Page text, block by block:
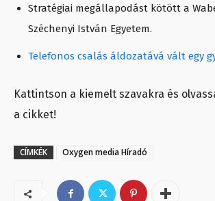
Stratégiai megállapodást kötött a
Széchenyi István Egyetem.
Telefonos csalás áldozatává vált egy
Kattintson a kiemelt szavakra és
a cikket!
CÍMKÉK Oxygen media Híradó